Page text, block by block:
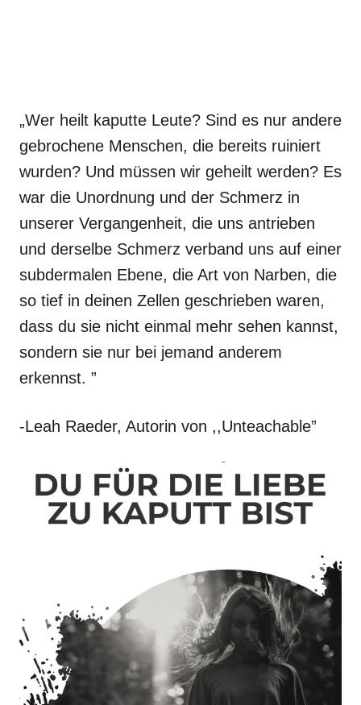
„Wer heilt kaputte Leute? Sind es nur andere
gebrochene Menschen, die bereits ruiniert
wurden? Und müssen wir geheilt werden? Es
war die Unordnung und der Schmerz in
unserer Vergangenheit, die uns antrieben
und derselbe Schmerz verband uns auf einer
subdermalen Ebene, die Art von Narben, die
so tief in deinen Zellen geschrieben waren,
dass du sie nicht einmal mehr sehen kannst,
sondern sie nur bei jemand anderem
erkennst. ”
-Leah Raeder, Autorin von ,,Unteachable”